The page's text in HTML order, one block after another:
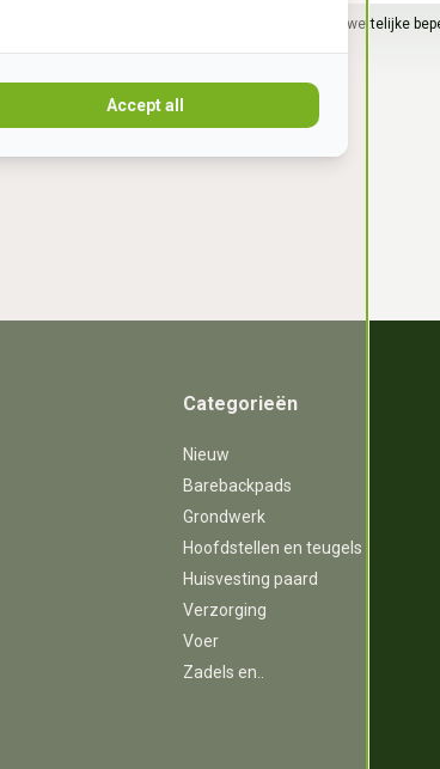
veel producten zelf
in een paddock
* Lees hier de wettelijke
Categorieën
Nieuw
Barebackpads
Grondwerk
Hoofdstellen en teugels
Huisvesting paard
Verzorging
Voer
Zadels en..
Accept all